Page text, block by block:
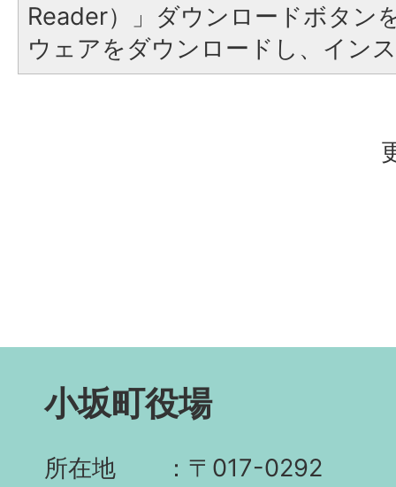
Reader）」ダウンロードボタン
ウェアをダウンロードし、イン
小坂町役場
所在地
〒017-0292